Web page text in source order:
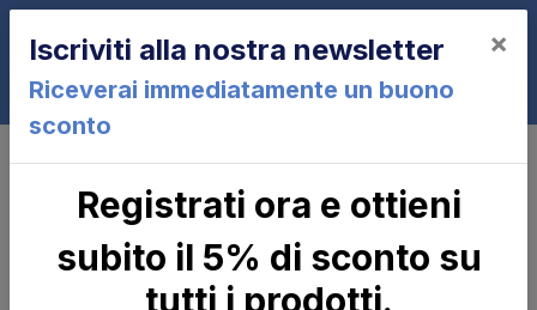
0
Rele' motore 24 Volts 150/200
Amp. TRBR
Iscriviti alla nostra newsletter
Riceverai immediatamente un buono
sconto
×
Registrati ora e ottieni
subito il 5% di sconto su
tutti i prodotti.